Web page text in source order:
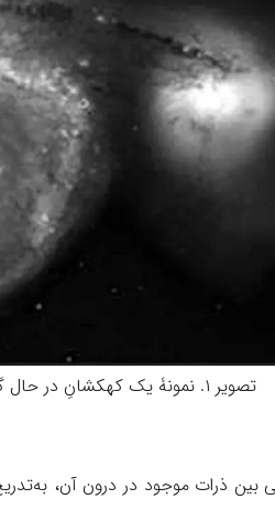
تصویر ۱. نمونۀ یک کهکشانِ در حال گردش و کهکشان همراه آن (رالینسن، ۳۴)
ذرات موجود در درون آن،